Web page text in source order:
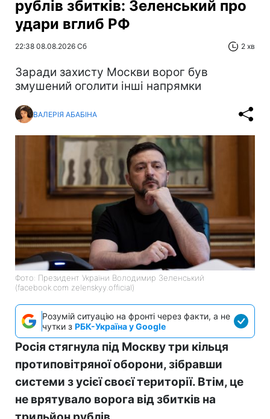
рублів збитків: Зеленський про
удари вглиб РФ
22:38 08.08.2026 Сб 2 хв
Заради захисту Москви ворог був
змушений оголити інші напрямки
ВАЛЕРІЯ АБАБІНА
Фото: Президент України Володимир Зеленський
(facebook.com zelenskyy.official)
Розумій ситуацію на фронті через факти, а не
чутки з РБК-Україна у Google
Росія стягнула під Москву три кільця
протиповітряної оборони, зібравши
системи з усієї своєї території. Втім, це
не врятувало ворога від збитків на